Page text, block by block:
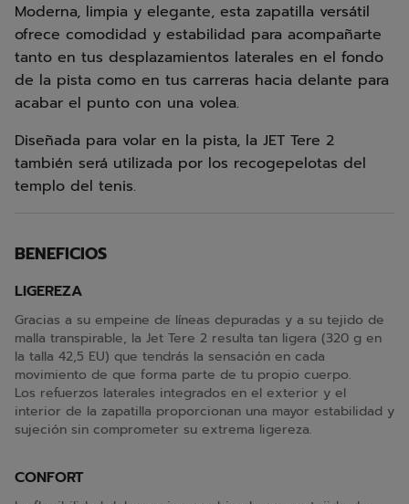
Moderna, limpia y elegante, esta zapatilla versátil
ofrece comodidad y estabilidad para acompañarte
tanto en tus desplazamientos laterales en el fondo
de la pista como en tus carreras hacia delante para
acabar el punto con una volea.
Diseñada para volar en la pista, la JET Tere 2
también será utilizada por los recogepelotas del
templo del tenis.
BENEFICIOS
LIGEREZA
Gracias a su empeine de líneas depuradas y a su tejido de
malla transpirable, la Jet Tere 2 resulta tan ligera (320 g en
la talla 42,5 EU) que tendrás la sensación en cada
movimiento de que forma parte de tu propio cuerpo.
Los refuerzos laterales integrados en el exterior y el
interior de la zapatilla proporcionan una mayor estabilidad y
sujeción sin comprometer su extrema ligereza.
CONFORT